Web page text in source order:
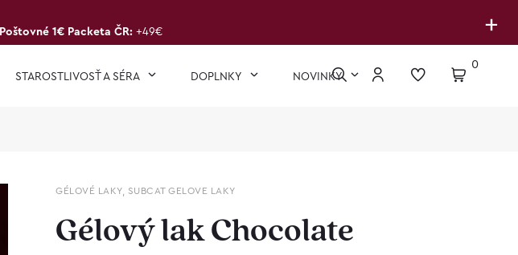
+
Poštovné 1€ Packeta ČR: +49€
STAROSTLIVOSŤ A SÉRA DOPLNKY NOVINKY
0
GÉLOVÉ LAKY, SUBCAT GELOVE LAKY
Gélový lak Chocolate